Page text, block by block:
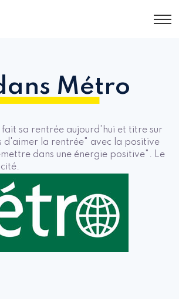
Métro
sa rentrée aujourd'hui et titre sur
d'aimer la rentrée" avec la positive
dans une énergie positive". Le